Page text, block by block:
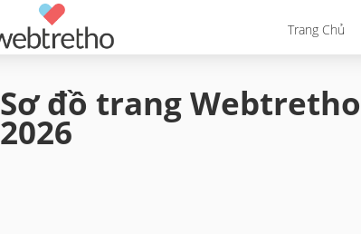
Trang Chủ
Sơ đồ trang
2026